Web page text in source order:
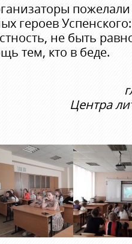
героев
не быть
тем, кто в беде.
Центра